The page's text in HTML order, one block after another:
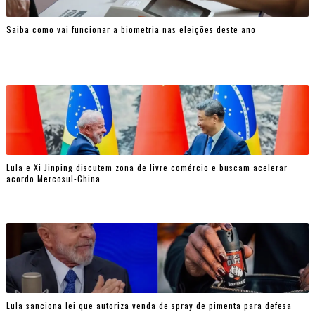
Saiba como vai funcionar a biometria nas eleições deste ano
Lula e Xi Jinping discutem zona de livre comércio e buscam acelerar
acordo Mercosul-China
Lula sanciona lei que autoriza venda de spray de pimenta para defesa